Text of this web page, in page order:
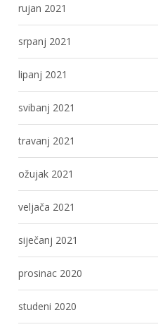
rujan 2021
srpanj 2021
lipanj 2021
svibanj 2021
travanj 2021
ožujak 2021
veljača 2021
siječanj 2021
prosinac 2020
studeni 2020